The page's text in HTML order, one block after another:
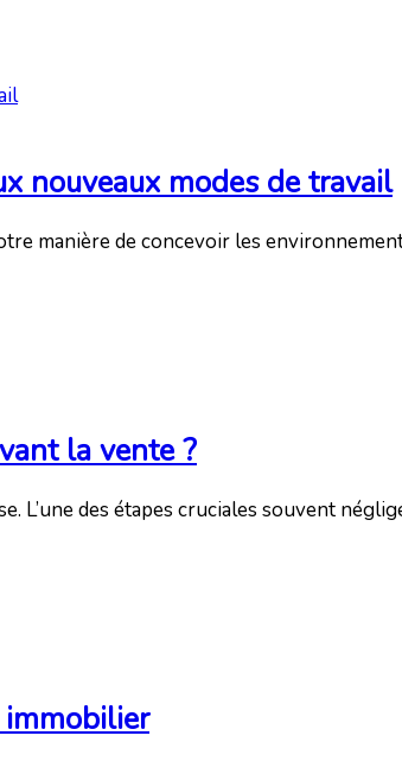
nouveaux modes de travail
manière de concevoir les
la vente ?
des étapes cruciales souvent